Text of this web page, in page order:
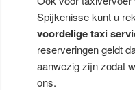
Spijkenisse kunt u
voordelige taxi
reserveringen geldt
aanwezig zijn zodat
ons.